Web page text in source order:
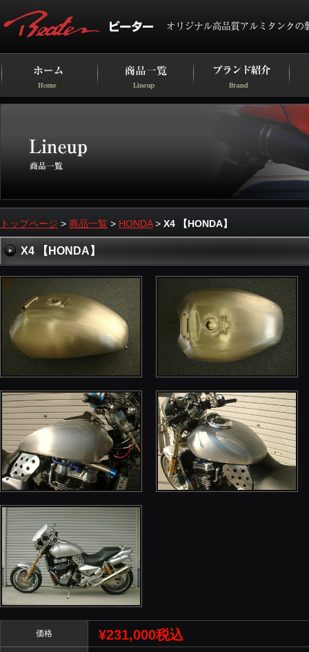
トップページ > 商品一覧 > HONDA> X4 【HONDA】
X4 【HONDA】
価格 ¥231,000税込